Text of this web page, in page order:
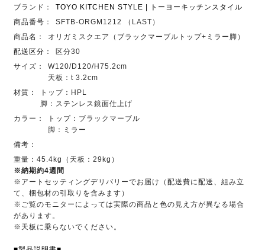
ブランド：
TOYO KITCHEN STYLE | トーヨーキッチンスタイル
商品番号：
SFTB-ORGM1212 （LAST）
商品名：
オリガミスクエア（ブラックマーブルトップ+ミラー脚）
配送区分 ：
区分30
サイズ：
W120/D120/H75.2cm
天板：t 3.2cm
材質：
トップ：HPL
脚：ステンレス鏡面仕上げ
カラー：
トップ：ブラックマーブル
脚：ミラー
備考：
重量：45.4kg（天板：29kg）
※納期約4週間
※アートセッティングデリバリーでお届け（配送費に配送、組み立
て、梱包材の引取りを含みます）
※ご覧のモニターによっては実際の商品と色の見え方が異なる場合
があります。
※天板に乗らないでください。